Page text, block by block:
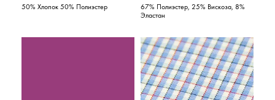
50% Хлопок 50% Полиэстер
67% Полиэстер, 25% Вискоза, 8%
Эластан